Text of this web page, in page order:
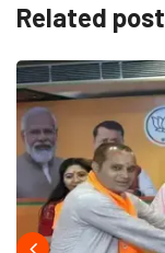
Related post